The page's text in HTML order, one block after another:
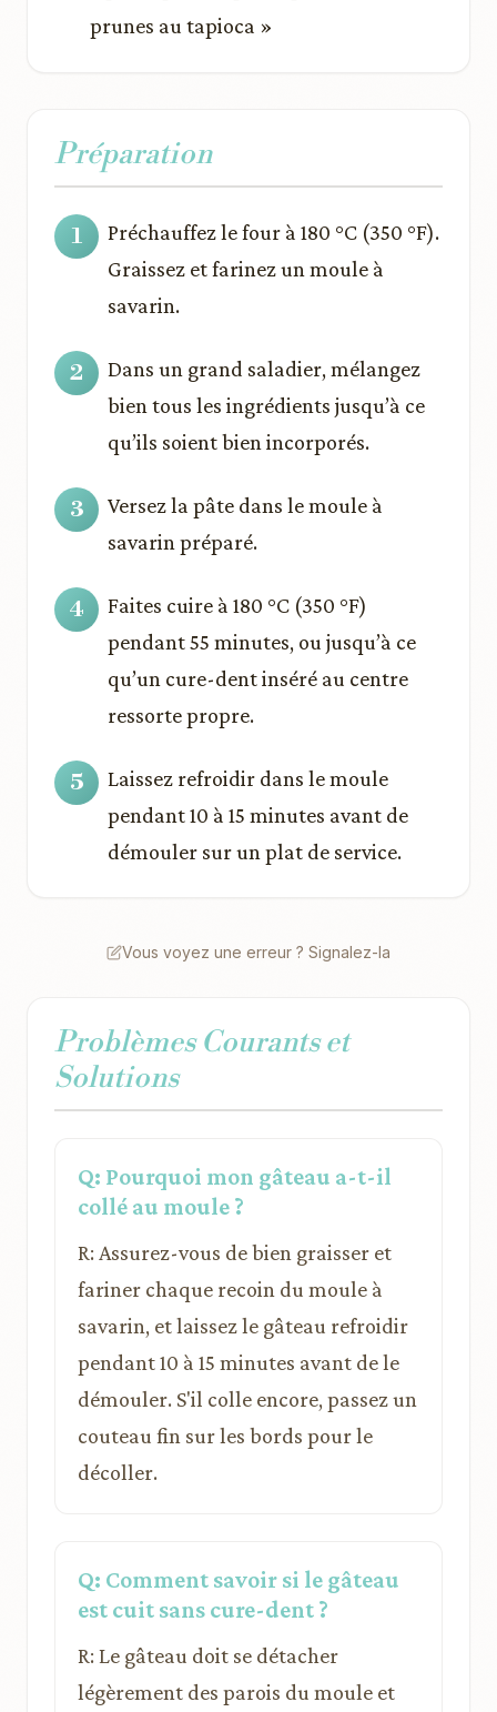
prunes au tapioca »
Préparation
Préchauffez le four à 180 °C (350 °F).
Graissez et farinez un moule à
savarin.
Dans un grand saladier, mélangez
bien tous les ingrédients jusqu’à ce
qu’ils soient bien incorporés.
Versez la pâte dans le moule à
savarin préparé.
Faites cuire à 180 °C (350 °F)
pendant 55 minutes, ou jusqu’à ce
qu’un cure-dent inséré au centre
ressorte propre.
Laissez refroidir dans le moule
pendant 10 à 15 minutes avant de
démouler sur un plat de service.
Vous voyez une erreur ? Signalez-la
Problèmes Courants et
Solutions
Q: Pourquoi mon gâteau a-t-il
collé au moule ?
R: Assurez-vous de bien graisser et
fariner chaque recoin du moule à
savarin, et laissez le gâteau refroidir
pendant 10 à 15 minutes avant de le
démouler. S'il colle encore, passez un
couteau fin sur les bords pour le
décoller.
Q: Comment savoir si le gâteau
est cuit sans cure-dent ?
R: Le gâteau doit se détacher
légèrement des parois du moule et